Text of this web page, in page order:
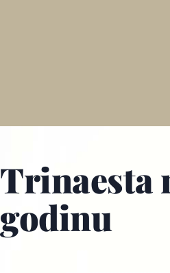
Trinaesta
godinu